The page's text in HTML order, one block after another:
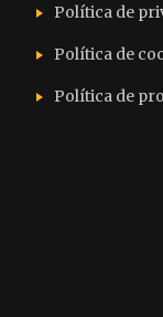
Política de
Política de
Política de